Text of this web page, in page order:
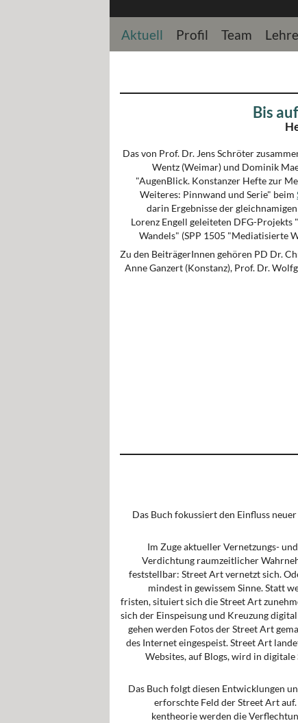
Aktuell Profil Team Lehre
Bis
Das von Prof. Dr. Jens Schröter
Wentz (Weimar) und Dominik
"AugenBlick. Konstanzer Hefte zur
Weiteres: Pinnwand und Serie" beim
darin Ergebnisse der
Lorenz Engell geleiteten DFG-
Wandels" (SPP 1505 "Mediatisierte
Zu den BeiträgerInnen gehören PD Dr.
Anne Ganzert (Konstanz), Prof. Dr.
Das Buch fokussiert den Einfluss
Im Zuge aktueller Vernet­zungs-
Verdichtung raum­zeit­licher
feststellbar: Street Art ver­netzt sich.
min­dest in gewissem Sin­ne. Statt
fristen, situiert sich die Street Art
sich der Einspeisung und Kreuzung
gehen werden Fotos der Street Art
des Internet eingespeist. Street Art
Websites, auf Blogs, wird in
Das Buch folgt diesen Entwicklungen
erforsch­te Feld der Street Art
kentheorie werden die